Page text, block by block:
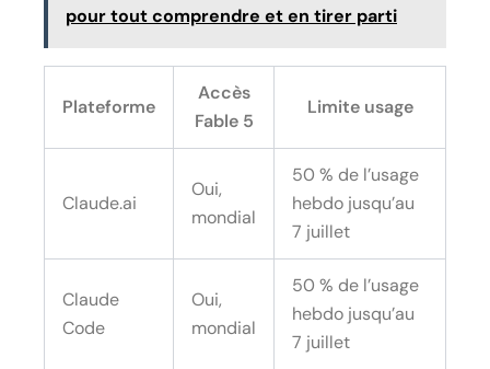
pour tout comprendre et en tirer parti
Plateforme
Accès
Fable 5
Limite usage
Claude.ai
Oui,
mondial
50 % de l’usage
hebdo jusqu’au
7 juillet
Claude
Code
Oui,
mondial
50 % de l’usage
hebdo jusqu’au
7 juillet